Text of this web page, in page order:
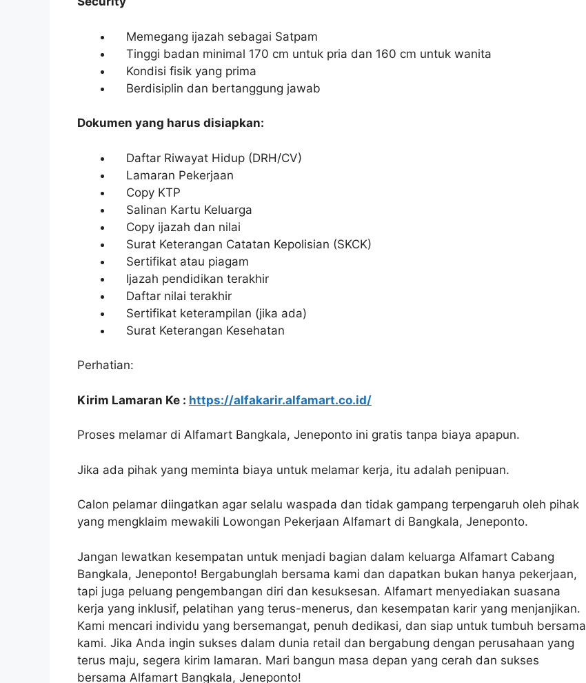
Memegang ijazah sebagai Satpam
Tinggi badan minimal 170 cm untuk pria dan 160 cm untuk wanita
Kondisi fisik yang prima
Berdisiplin dan bertanggung jawab
Dokumen yang harus disiapkan:
Daftar Riwayat Hidup (DRH/CV)
Lamaran Pekerjaan
Copy KTP
Salinan Kartu Keluarga
Copy ijazah dan nilai
Surat Keterangan Catatan Kepolisian (SKCK)
Sertifikat atau piagam
Ijazah pendidikan terakhir
Daftar nilai terakhir
Sertifikat keterampilan (jika ada)
Surat Keterangan Kesehatan
Perhatian:
Kirim Lamaran Ke : https://alfakarir.alfamart.co.id/
Proses melamar di Alfamart Bangkala, Jeneponto ini gratis tanpa biaya apapun.
Jika ada pihak yang meminta biaya untuk melamar kerja, itu adalah penipuan.
Calon pelamar diingatkan agar selalu waspada dan tidak gampang terpengaruh oleh pihak
yang mengklaim mewakili Lowongan Pekerjaan Alfamart di Bangkala, Jeneponto.
Jangan lewatkan kesempatan untuk menjadi bagian dalam keluarga Alfamart Cabang
Bangkala, Jeneponto! Bergabunglah bersama kami dan dapatkan bukan hanya pekerjaan,
tapi juga peluang pengembangan diri dan kesuksesan. Alfamart menyediakan suasana
kerja yang inklusif, pelatihan yang terus-menerus, dan kesempatan karir yang menjanjikan.
Kami mencari individu yang bersemangat, penuh dedikasi, dan siap untuk tumbuh bersama
kami. Jika Anda ingin sukses dalam dunia retail dan bergabung dengan perusahaan yang
terus maju, segera kirim lamaran. Mari bangun masa depan yang cerah dan sukses
bersama Alfamart Bangkala, Jeneponto!